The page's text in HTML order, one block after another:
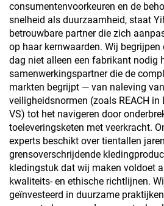
consumentenvoorkeuren en de
snelheid als duurzaamheid, staat
betrouwbare partner die zich
op haar kernwaarden. Wij
dag niet alleen een fabrikant nodig
samenwerkingspartner die de
markten begrijpt — van naleving
veiligheidsnormen (zoals REACH in
VS) tot het navigeren door
toeleveringsketen met veerkracht.
experts beschikt over tientallen
grensoverschrijdende
kledingstuk dat wij maken voldoet
kwaliteits- en ethische richtlijnen.
geïnvesteerd in duurzame